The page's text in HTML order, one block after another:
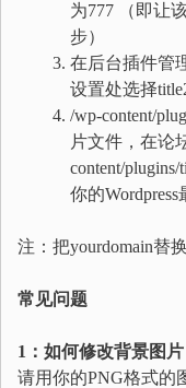
为777 （即让
步）
在后台插件管
设置处选择
/wp-content/
片文件，在论
content/
你的
注：把yourdomain替
常见问题
1：如何修改背景图片
请用你的PNG格式的